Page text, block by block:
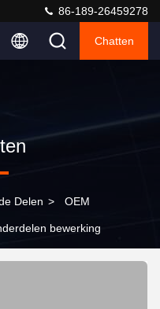
86-189-26459278
Chatten
Delen > OEM
bewerking